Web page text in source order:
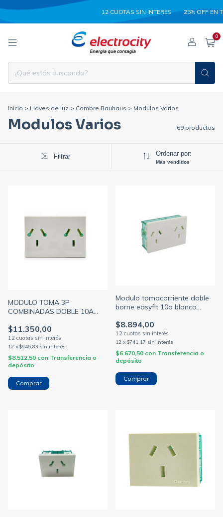
12 CUOTAS SIN INTERES 25% OFF EN
0
Inicio > Llaves de luz > Cambre Bauhaus > Modulos Varios
Modulos Varios 69 productos
Filtrar Ordenar por:
Más vendidos
MODULO TOMA 3P
COMBINADAS DOBLE 10A
(CAMBRE)
$11.350,00
12 x $945,83 sin interés
$8.512,50 con Transferencia o
depósito
Modulo tomacorriente doble
borne easyfit 10a blanco
$8.894,00
12 x $741,17 sin interés
$6.670,50 con Transferencia o
depósito